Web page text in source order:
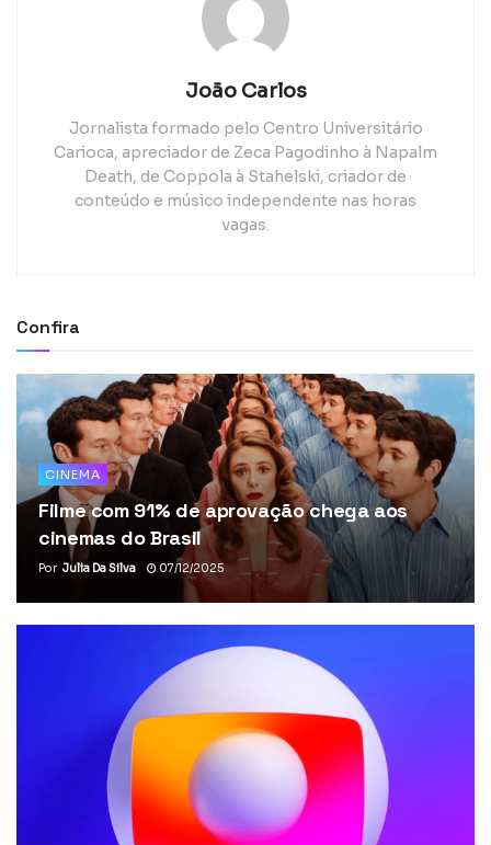
João Carlos
Jornalista formado pelo Centro Universitário
Carioca, apreciador de Zeca Pagodinho à Napalm
Death, de Coppola à Stahelski, criador de
conteúdo e músico independente nas horas
vagas.
Confira
CINEMA
Filme com 91% de aprovação chega aos
cinemas do Brasil
Por Julia Da Silva 07/12/2025